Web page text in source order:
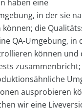
haben eine
in der sie
die
QA-Umgebung, in
können und
ausprobieren
wir eine